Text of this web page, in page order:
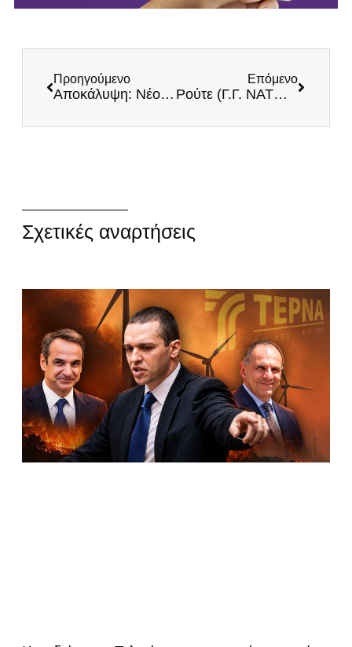
Προηγούμενο
Αποκάλυψη: Νέος εξευτελισμός της Κυβέρνησης – Πληρώνουν 600.000 Δολάρια για να Γλείφουν τον Τραμπ που προεκλογικά λοιδωρούσαν
Επόμενο
Ρούτε (Γ.Γ. ΝΑΤΟ): Σκληρός διαπραγματευτής ο Πούτιν – Εκτός ΝΑΤΟ η Ουκρανία – Προτεραιότητα μια σταθερή ειρηνευτική συμφωνία
Σχετικές αναρτήσεις